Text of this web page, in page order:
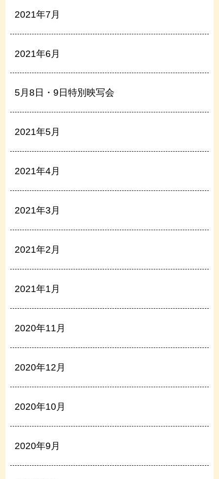
2021年7月
2021年6月
5月8日・9日特別映写会
2021年5月
2021年4月
2021年3月
2021年2月
2021年1月
2020年11月
2020年12月
2020年10月
2020年9月